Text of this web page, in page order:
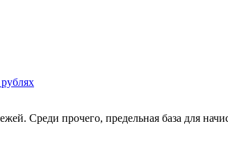
Среди прочего, предельная база для